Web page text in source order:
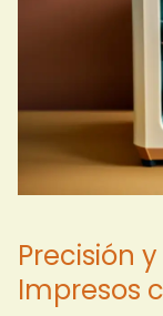
Precisión
Impresos